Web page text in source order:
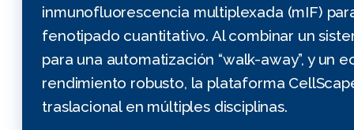
inmunofluorescencia multiplexada (mIF)
fenotipado cuantitativo. Al combinar un
para una automatización “walk-away”, y un
rendimiento robusto, la plataforma
traslacional en múltiples disciplinas.